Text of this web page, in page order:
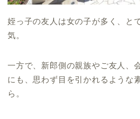
姪っ子の友人は女の子が多く、と
気。
一方で、新郎側の親族やご友人、
にも、思わず目を引かれるような
ら。